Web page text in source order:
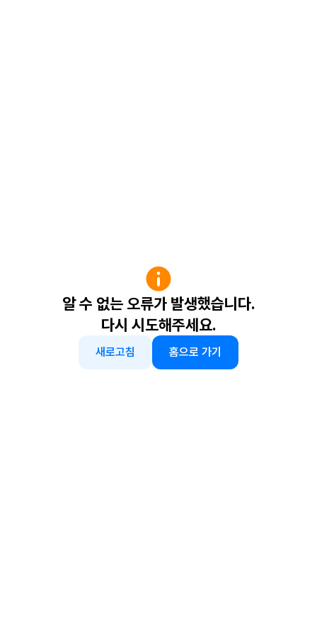
알 수 없는 오류가 발생했습니다.
다시 시도해주세요.
새로고침 홈으로 가기